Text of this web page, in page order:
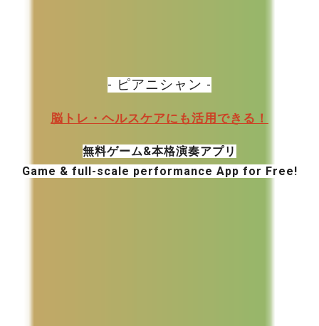
- ピアニシャン -
脳トレ・ヘルスケアにも活用できる！
無料ゲーム&本格演奏アプリ
Game & full-scale performance App for Free!